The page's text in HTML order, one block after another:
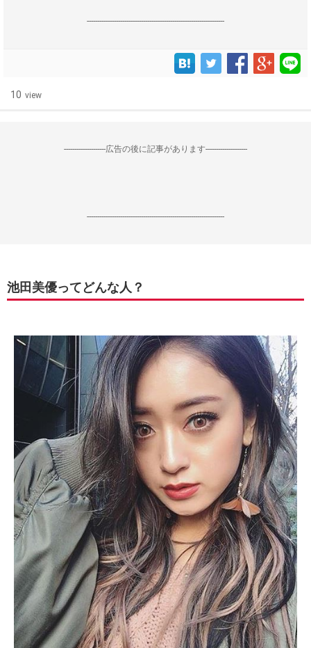
------------------------------------------------------------------
10 view
--------------------広告の後に記事があります--------------------
------------------------------------------------------------------
池田美優ってどんな人？